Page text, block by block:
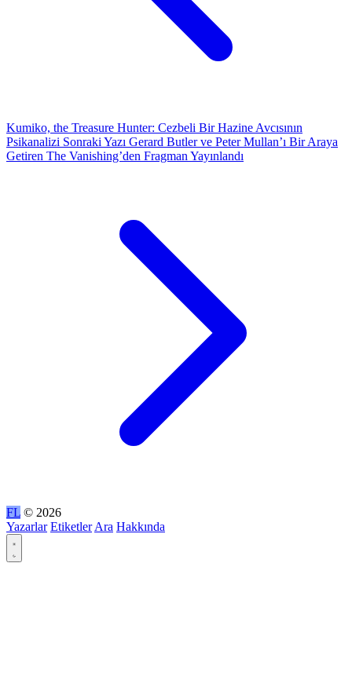
Kumiko, the Treasure Hunter: Cezbeli Bir Hazine Avcısının
Psikanalizi Sonraki Yazı Gerard Butler ve Peter Mullan’ı Bir Araya
Getiren The Vanishing’den Fragman Yayınlandı
FL © 2026
Yazarlar Etiketler Ara Hakkında